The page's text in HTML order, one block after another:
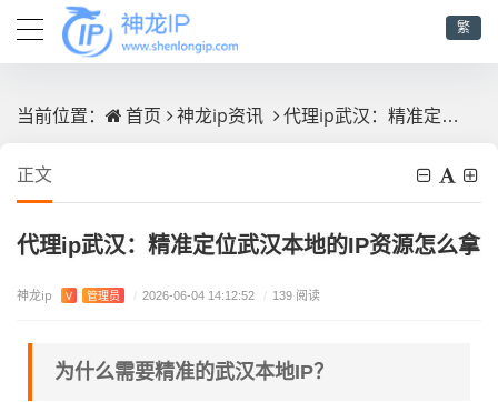
繁
当前位置： 首页 神龙ip资讯 代理ip武汉：精准定位武汉本地的IP资源怎么拿
正文
代理ip武汉：精准定位武汉本地的IP资源怎么拿
神龙ip V 管理员 / 2026-06-04 14:12:52 / 139 阅读
为什么需要精准的武汉本地IP？